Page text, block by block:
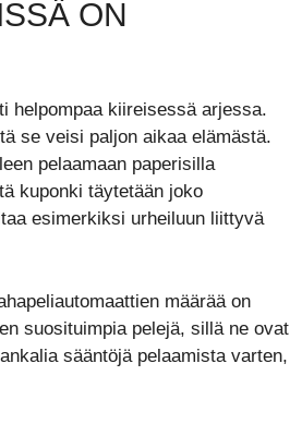
ON
helpompaa kiireisessä arjessa.
se veisi paljon aikaa elämästä.
pelaamaan paperisilla
kuponki täytetään joko
esimerkiksi urheiluun liittyvä
määrää on
suosituimpia pelejä, sillä ne ovat
sääntöjä pelaamista varten,